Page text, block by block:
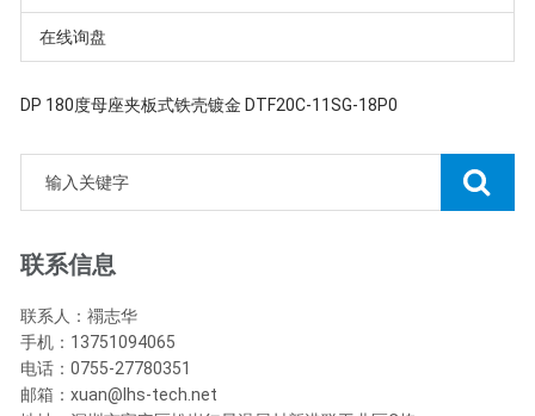
在线询盘
DP 180度母座夹板式铁壳镀金 DTF20C-11SG-18P0
联系信息
联系人：禤志华
手机：13751094065
电话：0755-27780351
邮箱：xuan@lhs-tech.net